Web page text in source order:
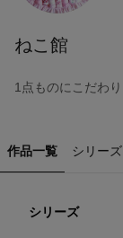
ねこ館
1点ものにこだわ
作品一覧 シリーズ
シリーズ